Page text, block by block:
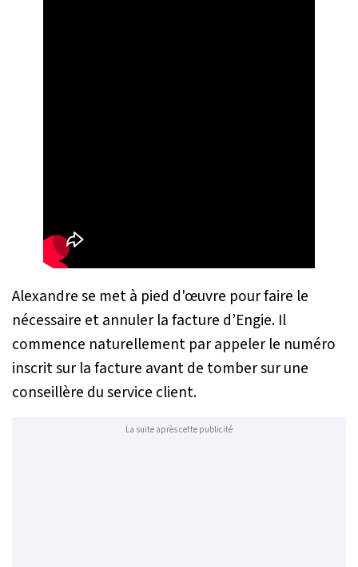
Alexandre se met à pied d'œuvre pour faire le
nécessaire et annuler la facture d’Engie. Il
commence naturellement par appeler le numéro
inscrit sur la facture avant de tomber sur une
conseillère du service client.
La suite après cette publicité